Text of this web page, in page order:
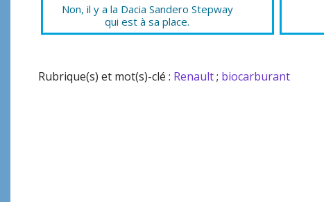
Non, il y a la Dacia Sandero Stepway
qui est à sa place.
Rubrique(s) et mot(s)-clé : Renault; biocarburant